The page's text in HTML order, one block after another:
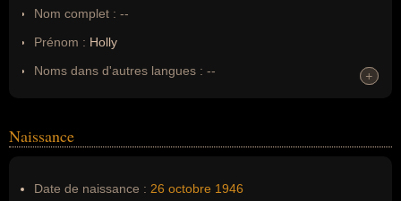
Nom complet : --
Prénom : Holly
Noms dans d'autres langues : --
Nom de famille :Woodlawn
+
+
Naissance
Date de naissance : 26 octobre 1946